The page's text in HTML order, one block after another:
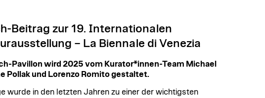
Beitrag zur 19. Internationalen
– La Biennale di Venezia
Pavillon wird 2025 vom Kurator*innen-Team Michael
Pollak und Lorenzo Romito gestaltet.
wurde in den letzten Jahren zu einer der wichtigsten